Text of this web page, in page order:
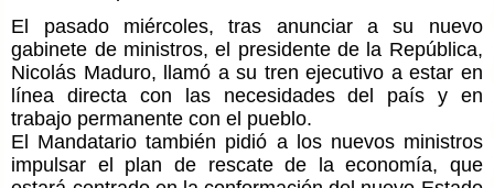
El pasado miércoles, tras anunciar a su nuevo
gabinete de ministros, el presidente de la República,
Nicolás Maduro, llamó a su tren ejecutivo a estar en
línea directa con las necesidades del país y en
trabajo permanente con el pueblo.
El Mandatario también pidió a los nuevos ministros
impulsar el plan de rescate de la economía, que